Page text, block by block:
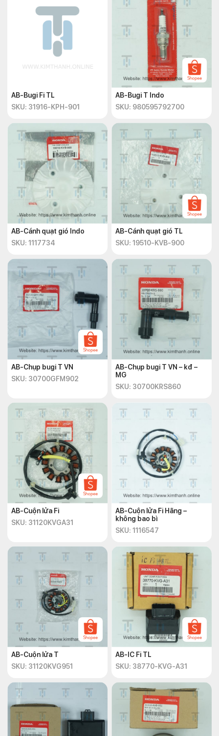
AB-Bugi Fi TL
SKU: 31916-KPH-901
AB-Bugi T Indo
SKU: 980595792700
AB-Cánh quạt gió Indo
SKU: 1117734
AB-Cánh quạt gió TL
SKU: 19510-KVB-900
AB-Chụp bugi T VN
SKU: 30700GFM902
AB-Chụp bugi T VN – kđ –
MG
SKU: 30700KRS860
AB-Cuộn lửa Fi
SKU: 31120KVGA31
AB-Cuộn lửa Fi Hãng –
không bao bì
SKU: 1116547
AB-Cuộn lửa T
SKU: 31120KVG951
AB-IC Fi TL
SKU: 38770-KVG-A31